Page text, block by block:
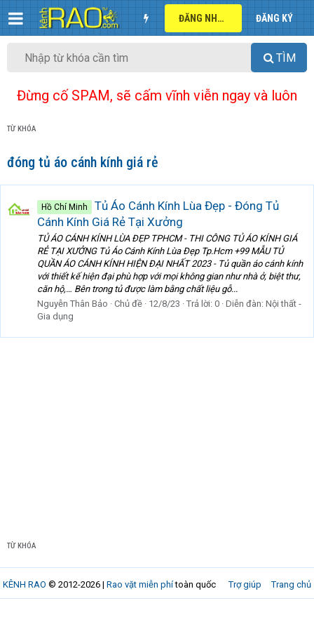
ĐĂNG NHẬP ĐĂNG KÝ
TÌM
Đừng cố SPAM, sẽ cấm vĩnh viễn ngay và luôn
TỪ KHÓA
đóng tủ áo cánh kính giá rẻ
Hồ Chí Minh
Tủ Áo Cánh Kính Lùa Đẹp - Đóng Tủ
Cánh Kính Giá Rẻ Tại Xưởng
TỦ ÁO CÁNH KÍNH LÙA ĐẸP TPHCM - THI CÔNG TỦ ÁO KÍNH GIÁ
RẺ TẠI XƯỞNG Tủ Áo Cánh Kính Lùa Đẹp Tp.Hcm +99 MẪU TỦ
QUẦN ÁO CÁNH KÍNH HIỆN ĐẠI NHẤT 2023 - Tủ quần áo cánh kính
với thiết kế hiện đại phù hợp với mọi không gian như nhà ở, biệt thư,
căn hộ,… Bên trong tủ được làm bằng chất liệu gỗ...
Nguyễn Thân Bảo
Chủ đề 12/8/23 Trả lời: 0 Diễn đàn: Nội thất -
Gia dụng
TỪ KHÓA
Trợ giúp Trang chủ
KÊNH RAO © 2012-2026 | Rao vặt miễn phítoàn quốc